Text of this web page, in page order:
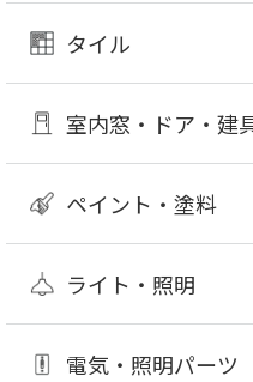
タイル
室内窓・ドア・建
ペイント・塗料
ライト・照明
電気・照明パーツ